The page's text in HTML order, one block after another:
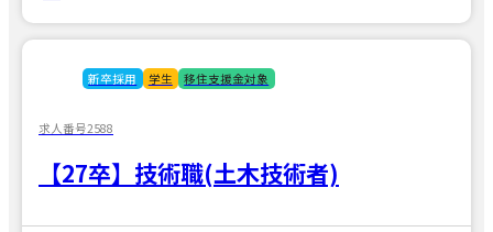
新卒採用 学生 移住支援金対象
求人番号2588
【27卒】技術職(土木技術者)